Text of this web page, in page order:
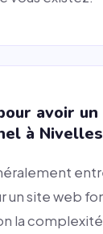
avoir
à
un site web
la